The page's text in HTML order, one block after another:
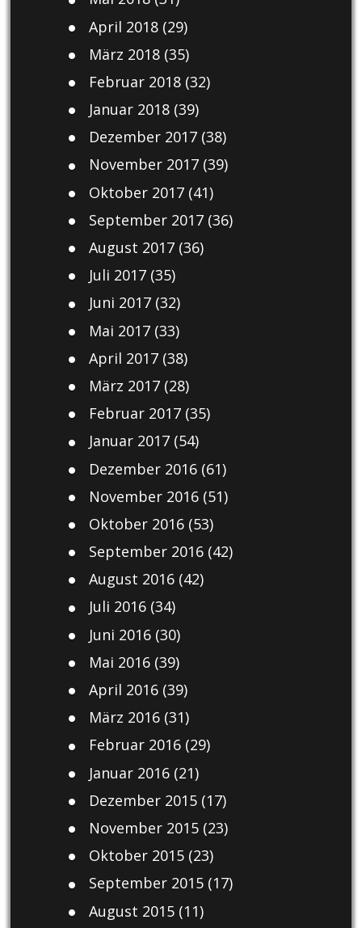
April 2018(29)
März 2018(35)
Februar 2018(32)
Januar 2018(39)
Dezember 2017(38)
November 2017(39)
Oktober 2017(41)
September 2017(36)
August 2017(36)
Juli 2017(35)
Juni 2017(32)
Mai 2017(33)
April 2017(38)
März 2017(28)
Februar 2017(35)
Januar 2017(54)
Dezember 2016(61)
November 2016(51)
Oktober 2016(53)
September 2016(42)
August 2016(42)
Juli 2016(34)
Juni 2016(30)
Mai 2016(39)
April 2016(39)
März 2016(31)
Februar 2016(29)
Januar 2016(21)
Dezember 2015(17)
November 2015(23)
Oktober 2015(23)
September 2015(17)
August 2015(11)